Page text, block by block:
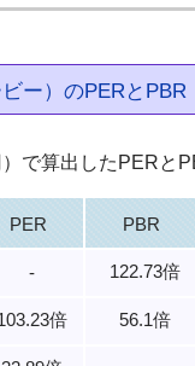
ー）のPERとPBR
で算出したPERと
PER PBR
- 122.73倍
倍 56.1倍